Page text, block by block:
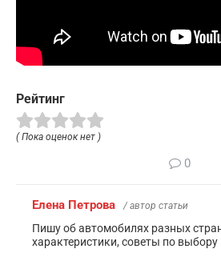
Рейтинг
( Пока оценок нет )
0
Елена Петрова / автор статьи
Пишу об автомобилях разных
характеристики, советы по